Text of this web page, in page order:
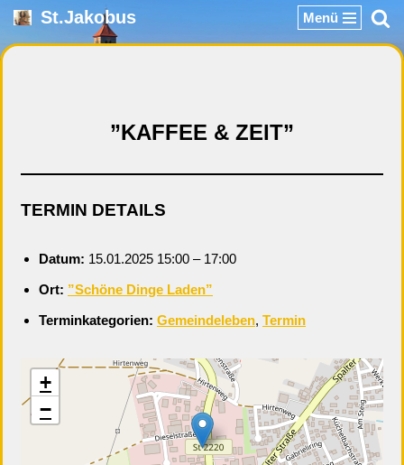
Zum
St.Jakobus Menü
”KAFFEE & ZEIT”
TERMIN DETAILS
Datum: 15.01.2025 15:00 – 17:00
Ort: ”Schöne Dinge Laden”
Terminkategorien: Gemeindeleben, Termin
+
−